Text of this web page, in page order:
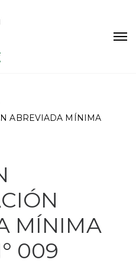
ABREVIADA MÍNIMA
MÍNIMA
009